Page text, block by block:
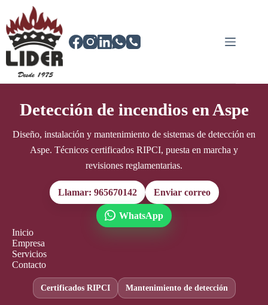
contenido
Detección de incendios en Aspe
Diseño, instalación y mantenimiento de sistemas de detección en
Aspe. Técnicos certificados RIPCI, puesta en marcha y
revisiones reglamentarias.
Llamar: 965670142 Enviar correo
WhatsApp
Inicio
Empresa
Servicios
Contacto
Certificados RIPCI Mantenimiento de detección